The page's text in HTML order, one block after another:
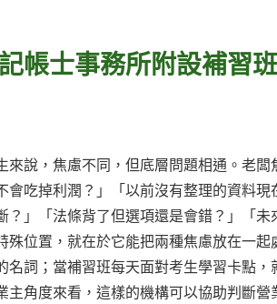
帳士事務所附設補習
來說，焦慮不同，但底層問題相通。老
會吃掉利潤？」「以前沒有整理的資料
？」「法條背了但選項還是會錯？」「
殊位置，就在於它能把兩種焦慮放在一
名詞；當補習班每天面對考生學習卡點
主角度來看，這樣的機構可以協助判斷